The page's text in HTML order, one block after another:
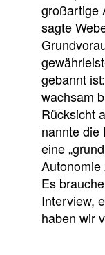
großartige
sagte
gebannt
wachsam
Rücksicht
nannte die
eine
Autonomie
Es
Interview,
haben wir